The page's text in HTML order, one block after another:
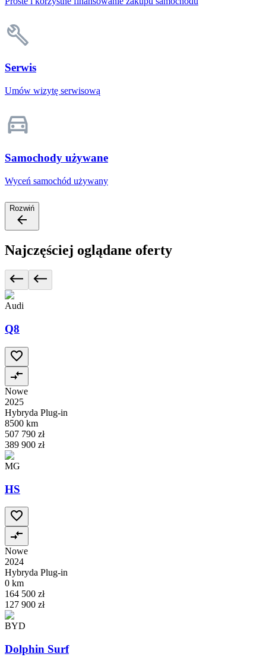
Serwis
Umów wizytę serwisową
Samochody używane
Wyceń samochód używany
Rozwiń
Najczęściej oglądane oferty
Audi
Q8
Nowe
2025
Hybryda Plug-in
8500 km
507 790 zł
389 900 zł
MG
HS
Nowe
2024
Hybryda Plug-in
0 km
164 500 zł
127 900 zł
BYD
Dolphin Surf